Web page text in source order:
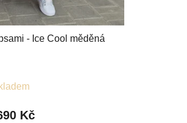
- Ice Cool měděná
hodnocení
produktu
Kč